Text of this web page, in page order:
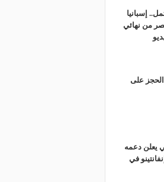
إسبانيا
من نهائي
على
يعلن دعمه
في